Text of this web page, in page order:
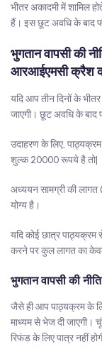
भीतर अकादमी में शामिल
हैं। इस छूट अवधि के बाद
भुगतान वापसी की
आरआईएमसी क्रैश
यदि आप तीन दिनों के
जाएगी। छूट अवधि के बाद
उदाहरण के लिए,
शुल्क 20000 रूपये है तो|
अध्ययन सामग्री की
योग्य है।
यदि कोई छात्र पाठ्यक्रम
करने पर कुल लागत का
भुगतान वापसी की
जैसे ही आप पाठ्यक्रम के
माध्यम से भेज दी जाएगी।
रिफंड के लिए पात्र नहीं